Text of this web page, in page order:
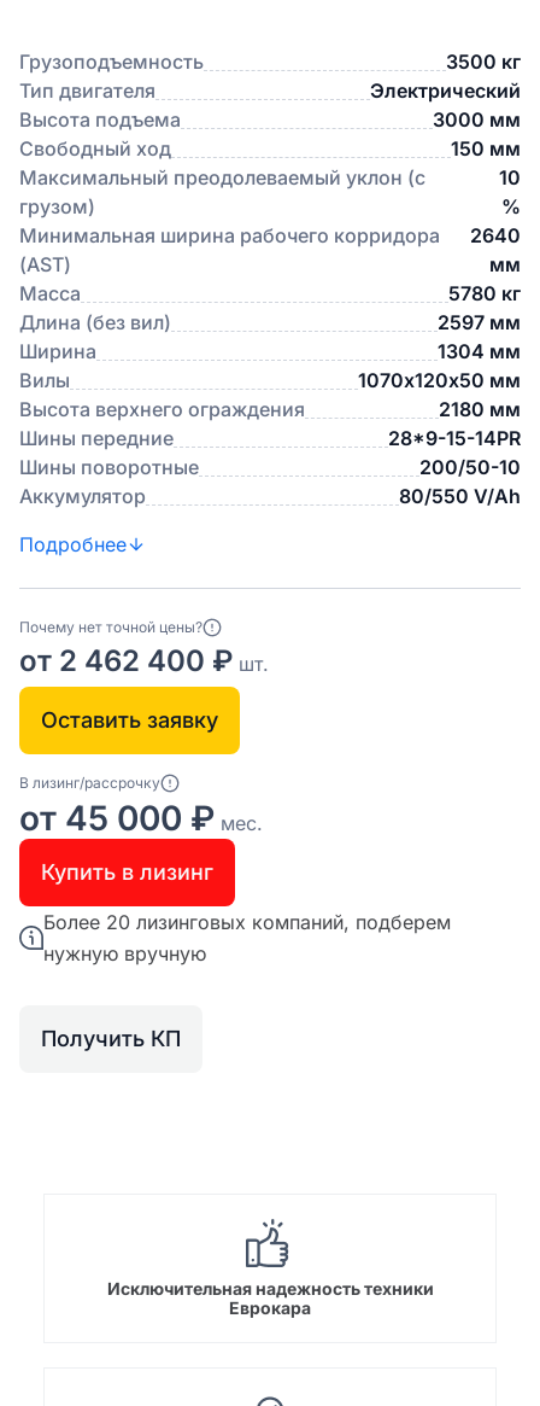
Грузоподъемность
3500 кг
Тип двигателя
Электрический
Высота подъема
3000 мм
Свободный ход
150 мм
Максимальный преодолеваемый уклон (с
грузом)
10
%
Минимальная ширина рабочего корридора
(AST)
2640
мм
Масса
5780 кг
Длина (без вил)
2597 мм
Ширина
1304 мм
Вилы
1070х120х50 мм
Высота верхнего ограждения
2180 мм
Шины передние
28*9-15-14PR
Шины поворотные
200/50-10
Аккумулятор
80/550 V/Ah
Подробнее
Почему нет точной цены?
от 2 462 400 ₽ шт.
Оставить заявку
В лизинг/рассрочку
от 45 000 ₽ мес.
Купить в лизинг
Более 20 лизинговых компаний, подберем
нужную вручную
Получить КП
Исключительная надежность техники
Еврокара